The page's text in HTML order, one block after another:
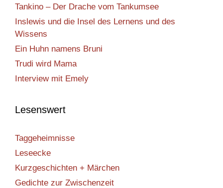
Tankino – Der Drache vom Tankumsee
Inslewis und die Insel des Lernens und des
Wissens
Ein Huhn namens Bruni
Trudi wird Mama
Interview mit Emely
Lesenswert
Taggeheimnisse
Leseecke
Kurzgeschichten + Märchen
Gedichte zur Zwischenzeit